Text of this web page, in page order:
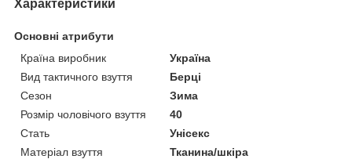
Характеристики
Основні атрибути
Країна виробник
Україна
Вид тактичного взуття
Берці
Сезон
Зима
Розмір чоловічого взуття
40
Стать
Унісекс
Матеріал взуття
Тканина/шкіра